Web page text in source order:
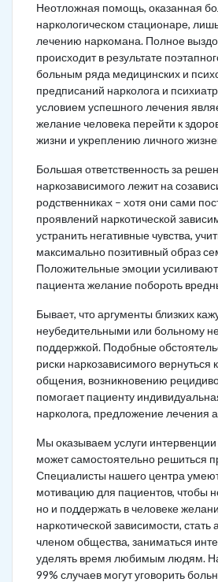
Неотложная помощь, оказанная
наркологическом стационаре,
лечению наркомана. Полное
происходит в результате
больным ряда медицинских и
предписаний нарколога и
условием успешного лечения
желание человека перейти к
жизни и укреплению личного
Большая ответственность за
наркозависимого лежит на
родственниках – хотя они сами
проявлений наркотической
устранить негативные чувства,
максимально позитивный образ
Положительные эмоции усиливают
пациента желание побороть
Бывает, что аргументы близких
неубедительными или больному
поддержкой. Подобные
риски наркозависимого вернуться
общения, возникновению
помогает пациенту
нарколога, предложение лечения
Мы оказываем услуги интервенции
может самостоятельно решиться
Специалисты нашего центра
мотивацию для пациентов, чтобы
но и поддержать в человеке
наркотической зависимости,
членом общества, заниматься
уделять время любимым людям.
99% случаев могут уговорить